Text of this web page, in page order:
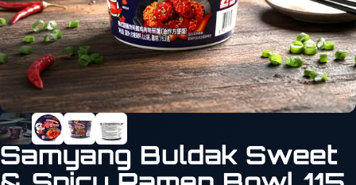
Samyang Buldak Sweet